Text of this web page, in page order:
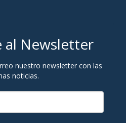
al Newsletter
nuestro newsletter con las
noticias.